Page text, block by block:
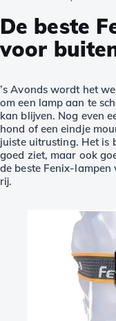
De beste
voor
’s Avonds wordt het
om een lamp aan te
kan blijven. Nog even
hond of een eindje
juiste uitrusting. Het is
goed ziet, maar ook
de beste Fenix-
rij.